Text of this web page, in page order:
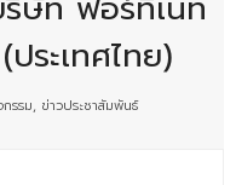
ระเทศไทย)
รรม, ข่าวประชาสัมพันธ์